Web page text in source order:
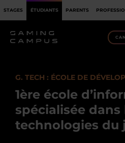
STAGES ÉTUDIANTS PARENTS
G. TECH : ÉCOLE DE
1ère école
spécialisée dans
technologies du
FORMATIONS
PÉDAGOGIE PAR PROJETS